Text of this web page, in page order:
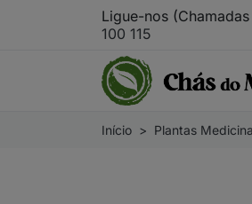
Ligue-nos
100 115
Início Plantas